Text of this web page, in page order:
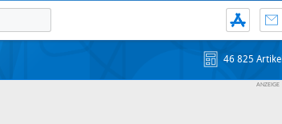
46 825 Artikel